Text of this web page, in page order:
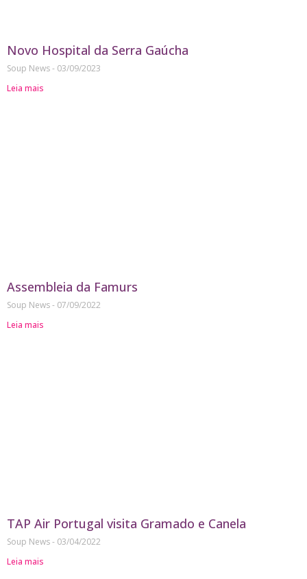
Novo Hospital da Serra Gaúcha
Soup News
03/09/2023
Leia mais
Assembleia da Famurs
Soup News
07/09/2022
Leia mais
TAP Air Portugal visita Gramado e Canela
Soup News
03/04/2022
Leia mais